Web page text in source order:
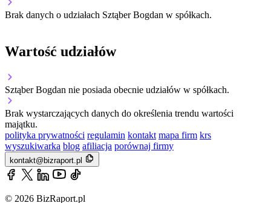
Brak danych o udziałach Sztąber Bogdan w spółkach.
Wartość udziałów
Sztąber Bogdan nie posiada obecnie udziałów w spółkach.
Brak wystarczających danych do określenia trendu wartości
majątku.
polityka prywatności regulamin kontakt mapa firm krs
wyszukiwarka blog afiliacja porównaj firmy
kontakt@bizraport.pl
© 2026 BizRaport.pl